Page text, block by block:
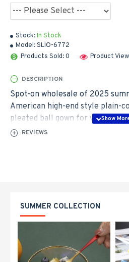
Stock:In Stock
Model:SLIO-6772
Products Sold: 0
Product
DESCRIPTION
Spot-on wholesale of 2025
American high-end style plain-
pleated ball gown for women
REVIEWS
SUMMER COLLECTION